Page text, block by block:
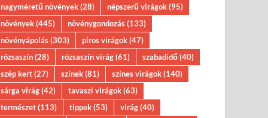
nagyméretű növények(28) népszerű virágok(95)
növények(445) növénygondozás(133)
növényápolás(303) piros virágok(47)
rózsaszín(28) rózsaszín virág(61) szabadidő(40)
szép kert(27) színek(81) színes virágok(140)
sárga virág(42) tavaszi virágok(63)
természet(113) tippek(53) virág(40)